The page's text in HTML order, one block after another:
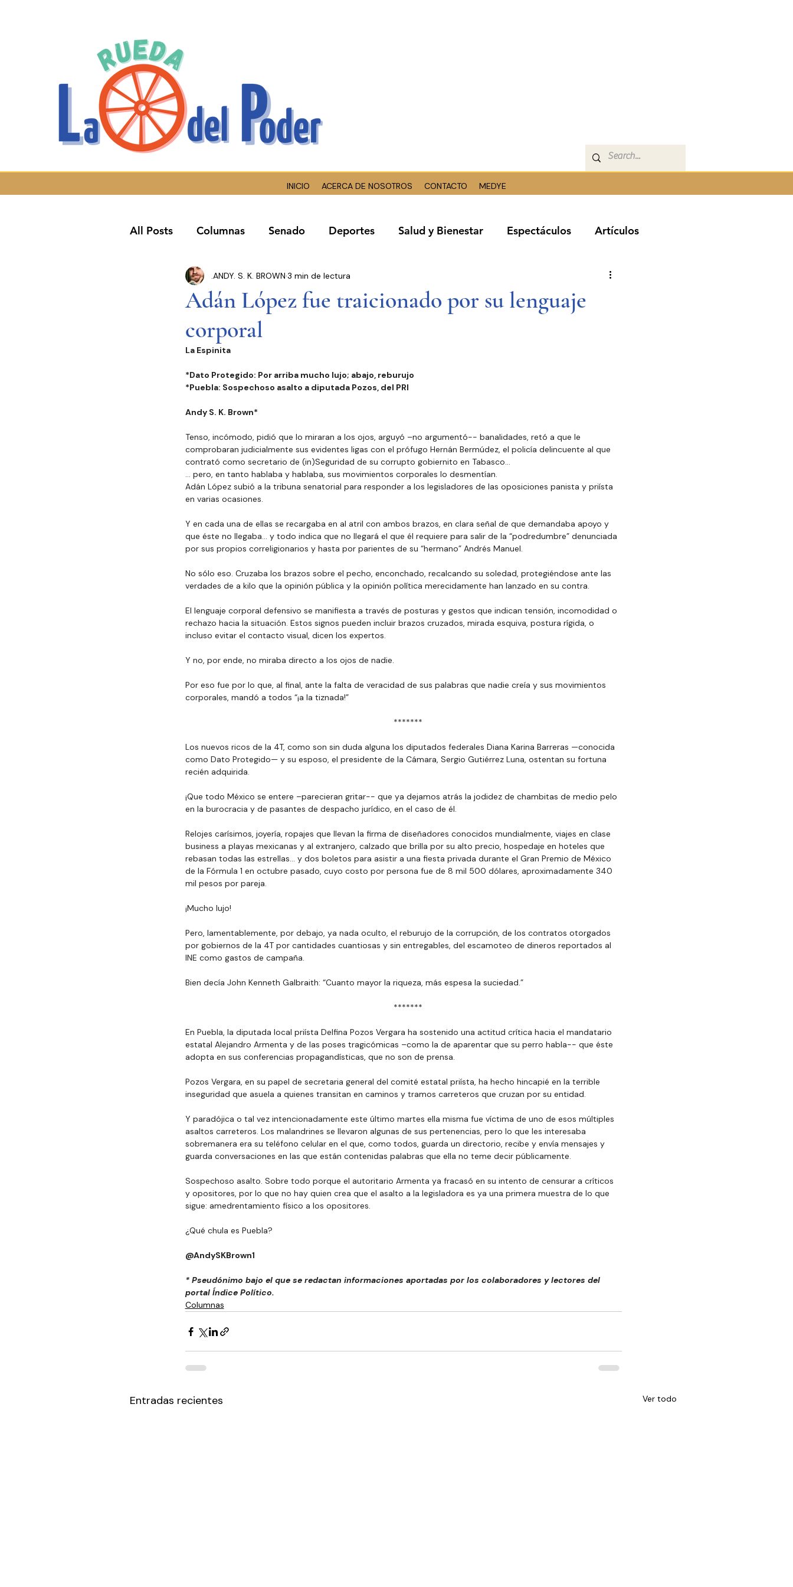
INICIO ACERCA DE NOSOTROS CONTACTO MEDYE
All Posts Columnas Senado Deportes Salud y Bienestar Espectáculos Artículos
Congreso Cdmx Presidencia Entrevistas
Seguridad Pública
Estados y Municipios Partidos Políticos Poder Judicial
Adán López fue traicionado por su lenguaje
corporal
.ANDY. S. K. BROWN 3 min de lectura
La Espinita
*Dato Protegido: Por arriba mucho lujo; abajo, reburujo
*Puebla: Sospechoso asalto a diputada Pozos, del PRI
Andy S. K. Brown*
Tenso, incómodo, pidió que lo miraran a los ojos, arguyó –no argumentó-- banalidades, retó a que le
comprobaran judicialmente sus evidentes ligas con el prófugo Hernán Bermúdez, el policía delincuente al que
contrató como secretario de (in)Seguridad de su corrupto gobiernito en Tabasco…
… pero, en tanto hablaba y hablaba, sus movimientos corporales lo desmentían.
Adán López subió a la tribuna senatorial para responder a los legisladores de las oposiciones panista y priísta
en varias ocasiones.
Y en cada una de ellas se recargaba en al atril con ambos brazos, en clara señal de que demandaba apoyo y
que éste no llegaba… y todo indica que no llegará el que él requiere para salir de la “podredumbre” denunciada
por sus propios correligionarios y hasta por parientes de su “hermano” Andrés Manuel.
No sólo eso. Cruzaba los brazos sobre el pecho, enconchado, recalcando su soledad, protegiéndose ante las
verdades de a kilo que la opinión pública y la opinión política merecidamente han lanzado en su contra.
El lenguaje corporal defensivo se manifiesta a través de posturas y gestos que indican tensión, incomodidad o
rechazo hacia la situación. Estos signos pueden incluir brazos cruzados, mirada esquiva, postura rígida, o
incluso evitar el contacto visual, dicen los expertos.
Y no, por ende, no miraba directo a los ojos de nadie.
Por eso fue por lo que, al final, ante la falta de veracidad de sus palabras que nadie creía y sus movimientos
corporales, mandó a todos “¡a la tiznada!”
*******
Los nuevos ricos de la 4T, como son sin duda alguna los diputados federales Diana Karina Barreras —conocida
como Dato Protegido— y su esposo, el presidente de la Cámara, Sergio Gutiérrez Luna, ostentan su fortuna
recién adquirida.
¡Que todo México se entere –parecieran gritar-- que ya dejamos atrás la jodidez de chambitas de medio pelo
en la burocracia y de pasantes de despacho jurídico, en el caso de él.
Relojes carísimos, joyería, ropajes que llevan la firma de diseñadores conocidos mundialmente, viajes en clase
business a playas mexicanas y al extranjero, calzado que brilla por su alto precio, hospedaje en hoteles que
rebasan todas las estrellas… y dos boletos para asistir a una fiesta privada durante el Gran Premio de México
de la Fórmula 1 en octubre pasado, cuyo costo por persona fue de 8 mil 500 dólares, aproximadamente 340
mil pesos por pareja.
¡Mucho lujo!
Pero, lamentablemente, por debajo, ya nada oculto, el reburujo de la corrupción, de los contratos otorgados
por gobiernos de la 4T por cantidades cuantiosas y sin entregables, del escamoteo de dineros reportados al
INE como gastos de campaña.
Bien decía John Kenneth Galbraith: “Cuanto mayor la riqueza, más espesa la suciedad.”
*******
En Puebla, la diputada local priísta Delfina Pozos Vergara ha sostenido una actitud crítica hacia el mandatario
estatal Alejandro Armenta y de las poses tragicómicas –como la de aparentar que su perro habla-- que éste
adopta en sus conferencias propagandísticas, que no son de prensa.
Pozos Vergara, en su papel de secretaria general del comité estatal priísta, ha hecho hincapié en la terrible
inseguridad que asuela a quienes transitan en caminos y tramos carreteros que cruzan por su entidad.
Y paradójica o tal vez intencionadamente este último martes ella misma fue víctima de uno de esos múltiples
asaltos carreteros. Los malandrines se llevaron algunas de sus pertenencias, pero lo que les interesaba
sobremanera era su teléfono celular en el que, como todos, guarda un directorio, recibe y envía mensajes y
guarda conversaciones en las que están contenidas palabras que ella no teme decir públicamente.
Sospechoso asalto. Sobre todo porque el autoritario Armenta ya fracasó en su intento de censurar a críticos
y opositores, por lo que no hay quien crea que el asalto a la legisladora es ya una primera muestra de lo que
sigue: amedrentamiento físico a los opositores.
¿Qué chula es Puebla?
@AndySKBrown1
* Pseudónimo bajo el que se redactan informaciones aportadas por los colaboradores y lectores del
portal Índice Político.
Columnas
Entradas recientes Ver todo